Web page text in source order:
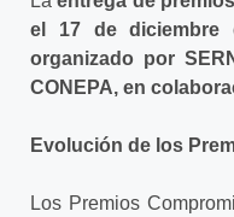
el 17 de diciembre
organizado por
CONEPA, en
Evolución de los
Los Premios